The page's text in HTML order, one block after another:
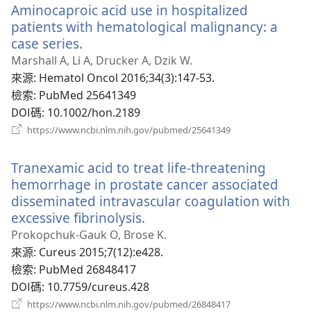
視
窗）
Aminocaproic acid use in hospitalized
patients with hematological malignancy: a
case series.
啟
新
視
窗）
Marshall A, Li A, Drucker A, Dzik W.
來源‎: Hematol Oncol 2016;34(3):147-53.
檢索‎: PubMed 25641349
DOI碼‎: 10.1002/hon.2189
https://www.ncbi.nlm.nih.gov/pubmed/25641349
視
窗）
Tranexamic acid to treat life-threatening
hemorrhage in prostate cancer associated
disseminated intravascular coagulation with
excessive fibrinolysis.
啟
新
窗）
Prokopchuk-Gauk O, Brose K.
來源‎: Cureus 2015;7(12):e428.
檢索‎: PubMed 26848417
DOI碼‎: 10.7759/cureus.428
https://www.ncbi.nlm.nih.gov/pubmed/26848417